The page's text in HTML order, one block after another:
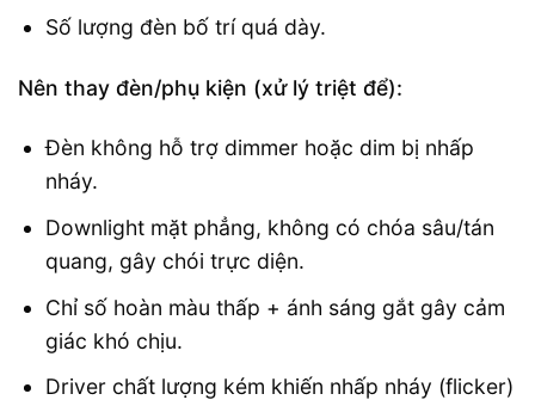
Số lượng đèn bố trí quá dày.
Nên thay đèn/phụ kiện (xử lý triệt để):
Đèn không hỗ trợ dimmer hoặc dim bị nhấp
nháy.
Downlight mặt phẳng, không có chóa sâu/tán
quang, gây chói trực diện.
Chỉ số hoàn màu thấp + ánh sáng gắt gây cảm
giác khó chịu.
Driver chất lượng kém khiến nhấp nháy (flicker)